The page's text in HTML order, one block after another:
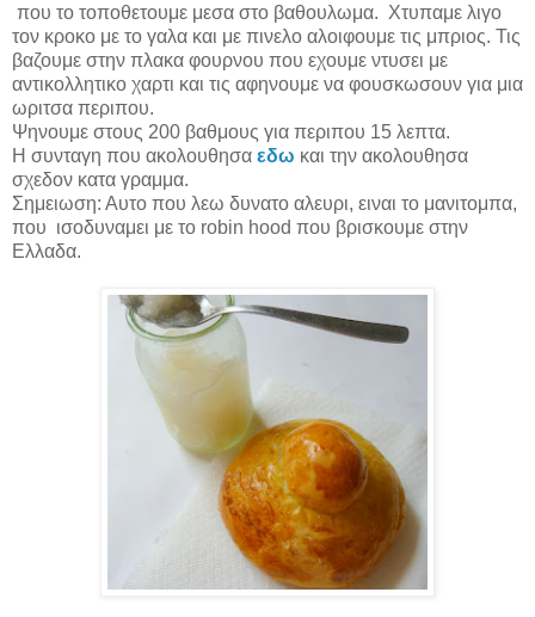
που το τοποθετουμε μεσα στο βαθουλωμα. Χτυπαμε λιγο
τον κροκο με το γαλα και με πινελο αλοιφουμε τις μπριος. Τις
βαζουμε στην πλακα φουρνου που εχουμε ντυσει με
αντικολλητικο χαρτι και τις αφηνουμε να φουσκωσουν για μια
ωριτσα περιπου.
Ψηνουμε στους 200 βαθμους για περιπου 15 λεπτα.
Η συνταγη που ακολουθησα εδω και την ακολουθησα
σχεδον κατα γραμμα.
Σημειωση: Αυτο που λεω δυνατο αλευρι, ειναι το μανιτομπα,
που ισοδυναμει με το robin hood που βρισκουμε στην
Ελλαδα.